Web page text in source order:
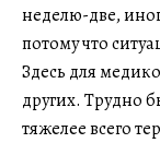
неделю-две,
потому что
Здесь для
других. Трудно
тяжелее всего